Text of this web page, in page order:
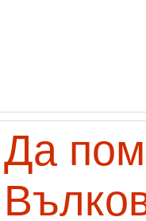
Да